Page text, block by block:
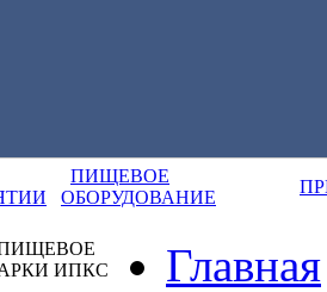
ПИЩЕВОЕ
ОБОРУДОВАНИЕ
ИПКС
Главная